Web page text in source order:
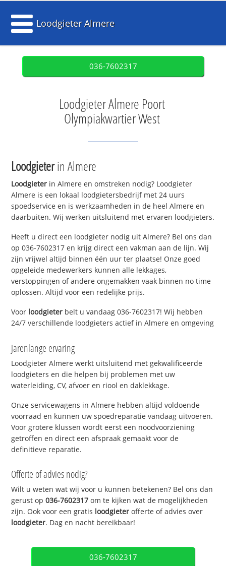
Loodgieter Almere
036-7602317
Loodgieter Almere Poort
Olympiakwartier West
Loodgieterin Almere
Loodgieter in Almere en omstreken nodig? Loodgieter
Almere is een lokaal loodgietersbedrijf met 24 uurs
spoedservice en is werkzaamheden in de heel Almere en
daarbuiten. Wij werken uitsluitend met ervaren loodgieters.
Heeft u direct een loodgieter nodig uit Almere? Bel ons dan
op 036-7602317 en krijg direct een vakman aan de lijn. Wij
zijn vrijwel altijd binnen één uur ter plaatse! Onze goed
opgeleide medewerkers kunnen alle lekkages,
verstoppingen of andere ongemakken vaak binnen no time
oplossen. Altijd voor een redelijke prijs.
Voor loodgieter belt u vandaag 036-7602317! Wij hebben
24/7 verschillende loodgieters actief in Almere en omgeving
Jarenlange ervaring
Loodgieter Almere werkt uitsluitend met gekwalificeerde
loodgieters en die helpen bij problemen met uw
waterleiding, CV, afvoer en riool en daklekkage.
Onze servicewagens in Almere hebben altijd voldoende
voorraad en kunnen uw spoedreparatie vandaag uitvoeren.
Voor grotere klussen wordt eerst een noodvoorziening
getroffen en direct een afspraak gemaakt voor de
definitieve reparatie.
Offerte of advies nodig?
Wilt u weten wat wij voor u kunnen betekenen? Bel ons dan
gerust op036-7602317 om te kijken wat de mogelijkheden
zijn. Ook voor een gratis loodgieter offerte of advies over
loodgieter. Dag en nacht bereikbaar!
036-7602317